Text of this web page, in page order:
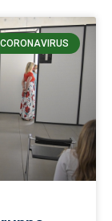
CORONAVIRUS